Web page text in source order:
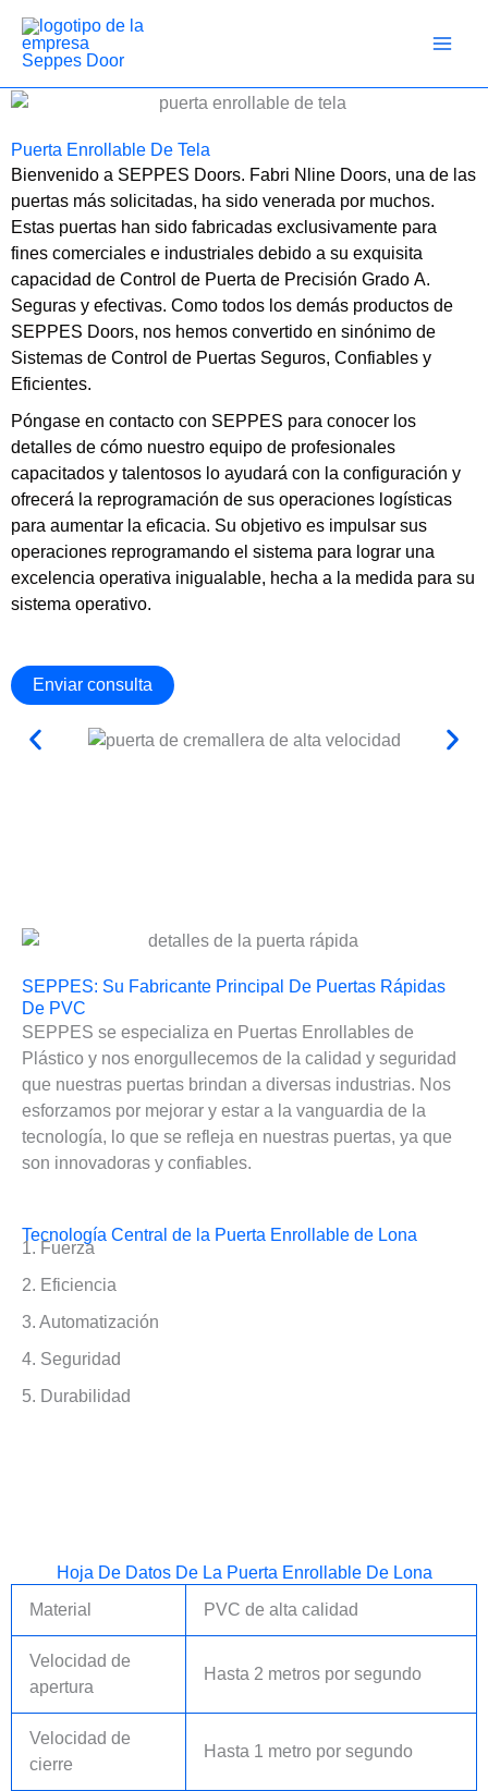
contenido
Puerta Enrollable De Tela
Bienvenido a SEPPES Doors. Fabri Nline Doors, una de las
puertas más solicitadas, ha sido venerada por muchos.
Estas puertas han sido fabricadas exclusivamente para
fines comerciales e industriales debido a su exquisita
capacidad de Control de Puerta de Precisión Grado A.
Seguras y efectivas. Como todos los demás productos de
SEPPES Doors, nos hemos convertido en sinónimo de
Sistemas de Control de Puertas Seguros, Confiables y
Eficientes.
Póngase en contacto con SEPPES para conocer los
detalles de cómo nuestro equipo de profesionales
capacitados y talentosos lo ayudará con la configuración y
ofrecerá la reprogramación de sus operaciones logísticas
para aumentar la eficacia. Su objetivo es impulsar sus
operaciones reprogramando el sistema para lograr una
excelencia operativa inigualable, hecha a la medida para su
sistema operativo.
Enviar consulta
SEPPES: Su Fabricante Principal De Puertas Rápidas
De PVC
SEPPES se especializa en Puertas Enrollables de
Plástico y nos enorgullecemos de la calidad y seguridad
que nuestras puertas brindan a diversas industrias. Nos
esforzamos por mejorar y estar a la vanguardia de la
tecnología, lo que se refleja en nuestras puertas, ya que
son innovadoras y confiables.
Tecnología Central de la Puerta Enrollable de Lona
1. Fuerza
2. Eficiencia
3. Automatización
4. Seguridad
5. Durabilidad
Hoja De Datos De La Puerta Enrollable De Lona
Material
PVC de alta calidad
Velocidad de
apertura
Hasta 2 metros por segundo
Velocidad de
cierre
Hasta 1 metro por segundo